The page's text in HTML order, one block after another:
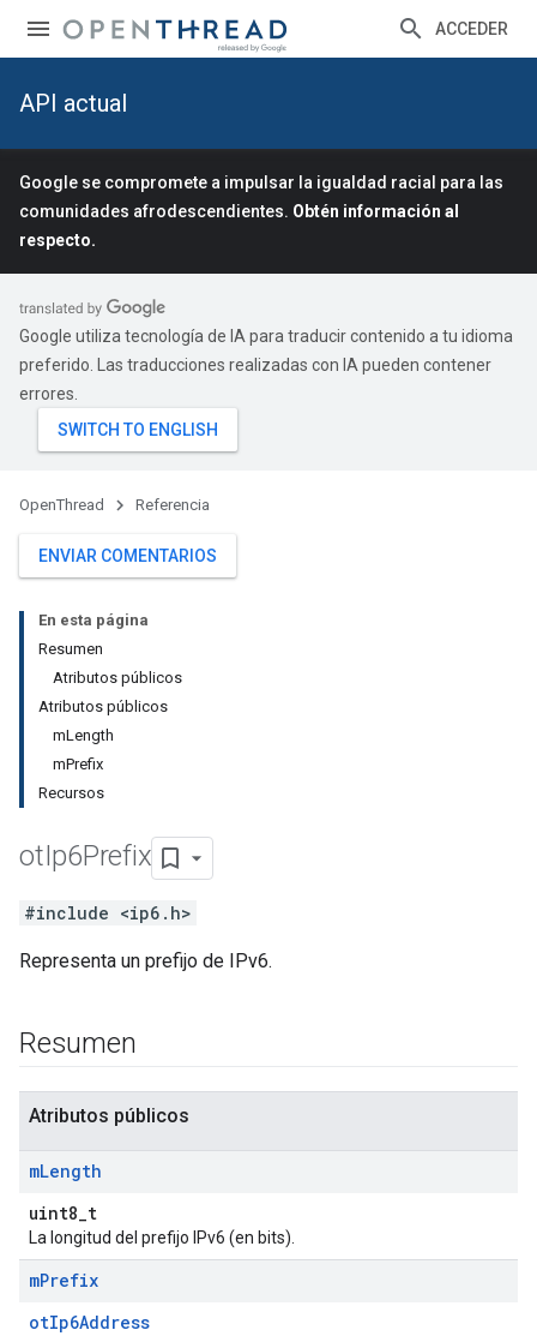
ACCEDER
API actual
Google se compromete a impulsar la igualdad racial para las
comunidades afrodescendientes. Obtén información al
respecto.
Google utiliza tecnología de IA para traducir contenido a tu idioma
preferido. Las traducciones realizadas con IA pueden contener
errores.
OpenThread Referencia
ENVIAR COMENTARIOS
En esta página
Resumen
Atributos públicos
Atributos públicos
mLength
mPrefix
Recursos
otIp6Prefix
#include <ip6.h>
Representa un prefijo de IPv6.
Resumen
Atributos públicos
mLength
uint8_t
La longitud del prefijo IPv6 (en bits).
mPrefix
otIp6Address